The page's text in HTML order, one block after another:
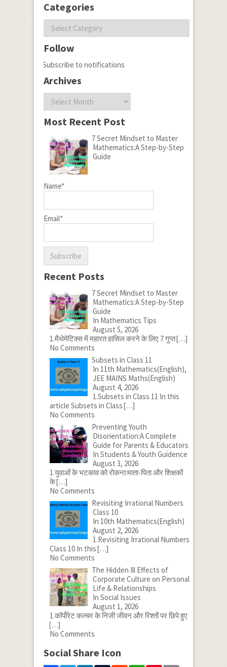
Categories
Categories
Follow
Subscribe to notifications
Archives
Archives
Most Recent Post
7 Secret Mindset to Master
Mathematics:A Step-by-Step
Guide
Name*
Email*
Recent Posts
7 Secret Mindset to Master
Mathematics:A Step-by-Step
Guide
In Mathematics Tips
August 5, 2026
1.मैथेमेटिक्स में महारत हासिल करने के लिए 7 गुप्त[…]
No Comments
Subsets in Class 11
In 11th Mathematics(English),
JEE MAINS Maths(English)
August 4, 2026
1.Subsets in Class 11 In this
article Subsets in Class[…]
No Comments
Preventing Youth
Disorientation:A Complete
Guide for Parents & Educators
In Students & Youth Guidence
August 3, 2026
1.युवाओं के भटकाव को रोकना:माता-पिता और शिक्षकों
के[…]
No Comments
Revisiting Irrational Numbers
Class 10
In 10th Mathematics(English)
August 2, 2026
1.Revisiting Irrational Numbers
Class 10 In this[…]
No Comments
The Hidden Ill Effects of
Corporate Culture on Personal
Life & Relationships
In Social Issues
August 1, 2026
1.कॉर्पोरेट कल्चर के निजी जीवन और रिश्तों पर छिपे हुए
[…]
No Comments
Social Share Icon